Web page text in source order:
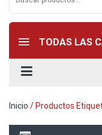
TODAS LAS
Inicio / Productos